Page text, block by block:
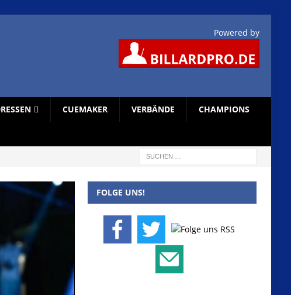
Powered by
CUEMAKER VERBÄNDE CHAMPIONS
EURO-TOUR
FOLGE UNS!